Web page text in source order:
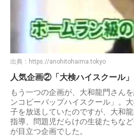
出典： https://anohitohaima.tokyo
人気企画②「大検ハイスクール」
もう一つの企画が、大和龍門さん
ンコビーバップハイスクール」。
子を放送していたのですが、大和
指導、問題児だらけの生徒たちな
が目立つ企画でした。